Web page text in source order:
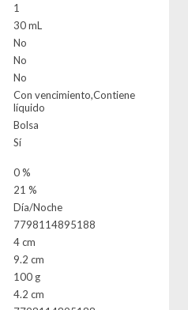
1
30 mL
No
No
No
Con vencimiento,Contiene
líquido
Bolsa
Sí
0 %
21 %
Día/Noche
7798114895188
4 cm
9.2 cm
100 g
4.2 cm